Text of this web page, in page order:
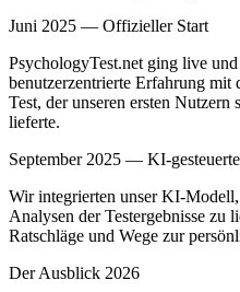
Juni 2025 — Offizieller Start
PsychologyTest.net ging live
benutzerzentrierte Erfahrung
Test, der unseren ersten
lieferte.
September 2025 — KI-
Wir integrierten unser KI-
Analysen der Testergebnisse zu
Ratschläge und Wege zur
Der Ausblick 2026